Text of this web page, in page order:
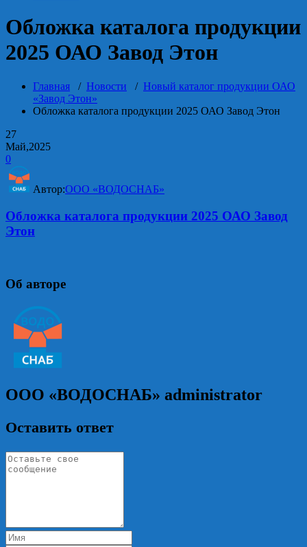
Обложка каталога продукции
2025 ОАО Завод Этон
Главная / Новости / Новый каталог продукции ОАО
«Завод Этон»
Обложка каталога продукции 2025 ОАО Завод Этон
27
Май,2025
0
Автор:ООО «ВОДОСНАБ»
Обложка каталога продукции 2025 ОАО Завод
Этон
Об авторе
ООО «ВОДОСНАБ» administrator
Оставить ответ